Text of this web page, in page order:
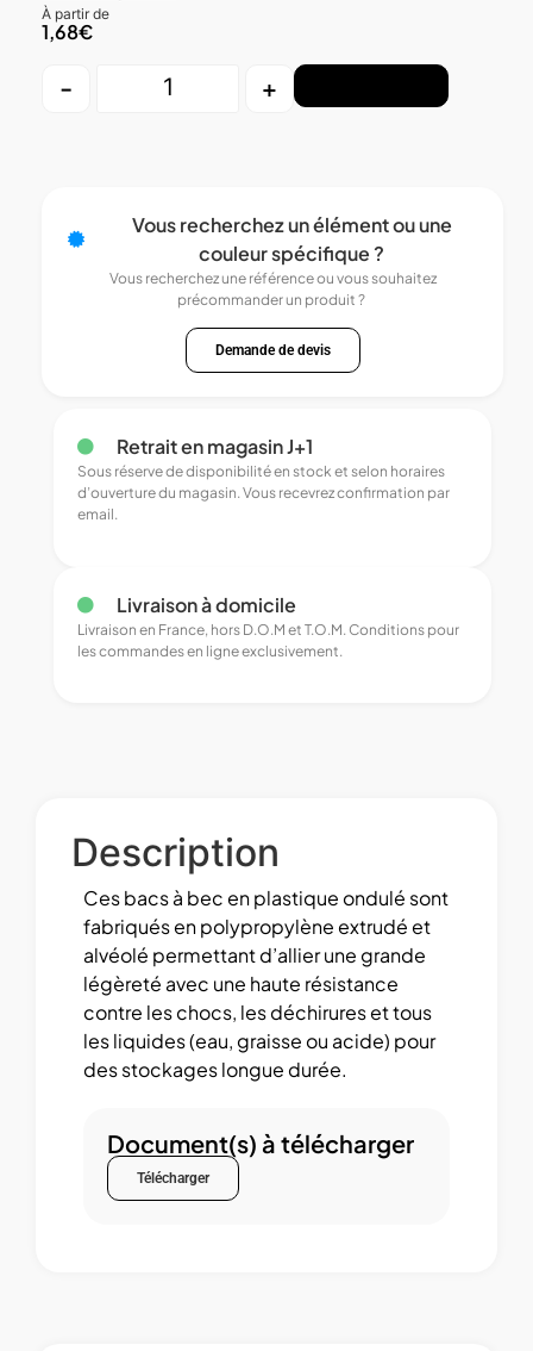
À partir de
1,68€
- +
Vous recherchez un élément ou une
couleur spécifique ?
Vous recherchez une référence ou vous souhaitez
précommander un produit ?
Demande de devis
Retrait en magasin J+1
Sous réserve de disponibilité en stock et selon horaires
d’ouverture du magasin. Vous recevrez confirmation par
email.
Livraison à domicile
Livraison en France, hors D.O.M et T.O.M. Conditions pour
les commandes en ligne exclusivement.
Description
Ces bacs à bec en plastique ondulé sont
fabriqués en polypropylène extrudé et
alvéolé permettant d’allier une grande
légèreté avec une haute résistance
contre les chocs, les déchirures et tous
les liquides (eau, graisse ou acide) pour
des stockages longue durée.
Document(s) à télécharger
Télécharger